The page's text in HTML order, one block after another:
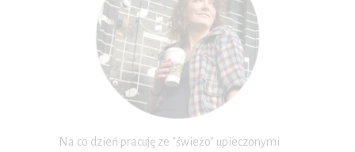
Na co dzień pracuję ze "świeżo" upieczonymi